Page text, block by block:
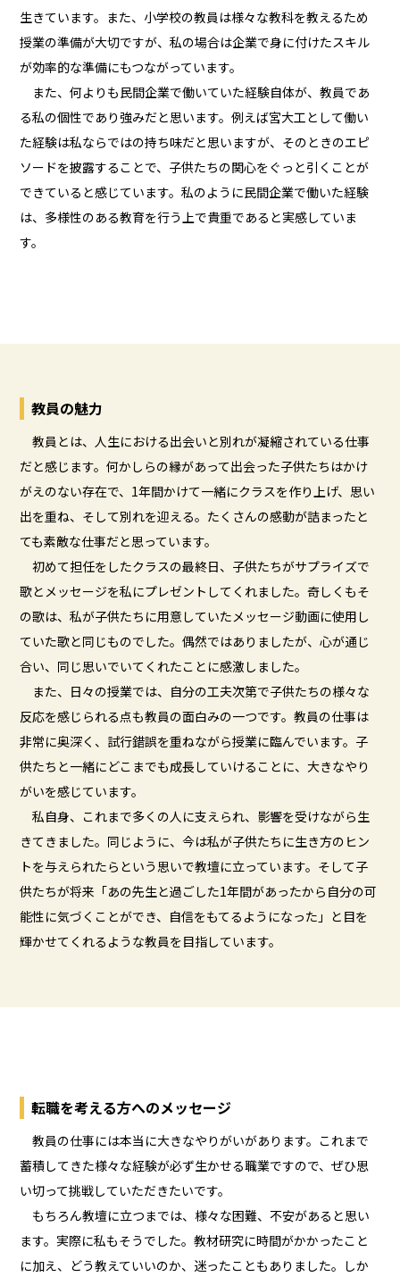
生きています。また、小学校の教員は様々な教科を教えるため
授業の準備が大切ですが、私の場合は企業で身に付けたスキル
が効率的な準備にもつながっています。
また、何よりも民間企業で働いていた経験自体が、教員であ
る私の個性であり強みだと思います。例えば宮大工として働い
た経験は私ならではの持ち味だと思いますが、そのときのエピ
ソードを披露することで、子供たちの関心をぐっと引くことが
できていると感じています。私のように民間企業で働いた経験
は、多様性のある教育を行う上で貴重であると実感していま
す。
教員の魅力
教員とは、人生における出会いと別れが凝縮されている仕事
だと感じます。何かしらの縁があって出会った子供たちはかけ
がえのない存在で、1年間かけて一緒にクラスを作り上げ、思い
出を重ね、そして別れを迎える。たくさんの感動が詰まったと
ても素敵な仕事だと思っています。
初めて担任をしたクラスの最終日、子供たちがサプライズで
歌とメッセージを私にプレゼントしてくれました。奇しくもそ
の歌は、私が子供たちに用意していたメッセージ動画に使用し
ていた歌と同じものでした。偶然ではありましたが、心が通じ
合い、同じ思いでいてくれたことに感激しました。
また、日々の授業では、自分の工夫次第で子供たちの様々な
反応を感じられる点も教員の面白みの一つです。教員の仕事は
非常に奥深く、試行錯誤を重ねながら授業に臨んでいます。子
供たちと一緒にどこまでも成長していけることに、大きなやり
がいを感じています。
私自身、これまで多くの人に支えられ、影響を受けながら生
きてきました。同じように、今は私が子供たちに生き方のヒン
トを与えられたらという思いで教壇に立っています。そして子
供たちが将来「あの先生と過ごした1年間があったから自分の可
能性に気づくことができ、自信をもてるようになった」と目を
輝かせてくれるような教員を目指しています。
転職を考える方へのメッセージ
教員の仕事には本当に大きなやりがいがあります。これまで
蓄積してきた様々な経験が必ず生かせる職業ですので、ぜひ思
い切って挑戦していただきたいです。
もちろん教壇に立つまでは、様々な困難、不安があると思い
ます。実際に私もそうでした。教材研究に時間がかかったこと
に加え、どう教えていいのか、迷ったこともありました。しか